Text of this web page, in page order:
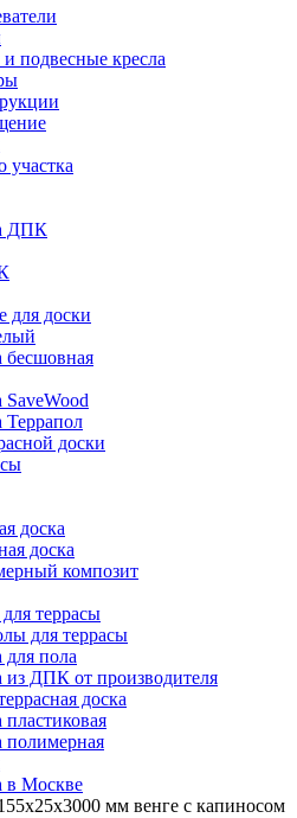
подвесные кресла
участка
ДПК
для доски
бесшовная
SaveWood
Террапол
доски
доска
доска
композит
террасы
для террасы
для пола
из ДПК от производителя
доска
пластиковая
полимерная
в Москве
мм венге с капиносом